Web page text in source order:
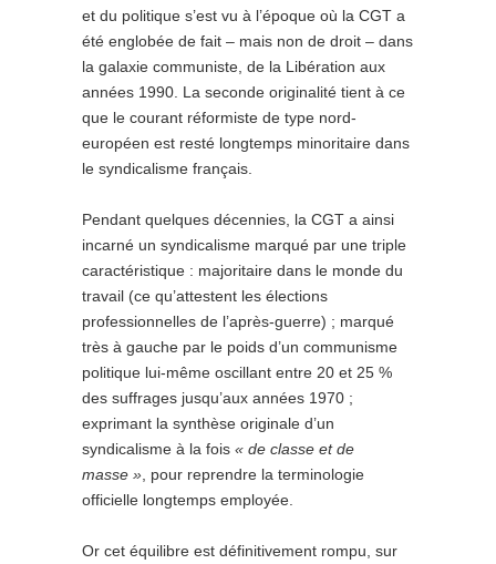
et du politique s’est vu à l’époque où la CGT a
été englobée de fait – mais non de droit – dans
la galaxie communiste, de la Libération aux
années 1990. La seconde originalité tient à ce
que le courant réformiste de type nord-
européen est resté longtemps minoritaire dans
le syndicalisme français.
Pendant quelques décennies, la CGT a ainsi
incarné un syndicalisme marqué par une triple
caractéristique : majoritaire dans le monde du
travail (ce qu’attestent les élections
professionnelles de l’après-guerre) ; marqué
très à gauche par le poids d’un communisme
politique lui-même oscillant entre 20 et 25 %
des suffrages jusqu’aux années 1970 ;
exprimant la synthèse originale d’un
syndicalisme à la fois « de classe et de
masse » , pour reprendre la terminologie
officielle longtemps employée.
Or cet équilibre est définitivement rompu, sur